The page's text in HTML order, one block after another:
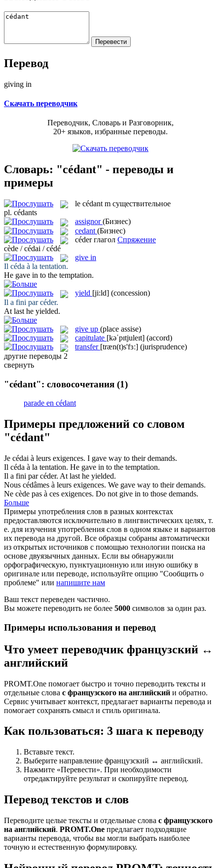
Перевод
giving in
Скачать переводчик
Переводчик, Словарь и Разговорник,
20+ языков, избранные переводы.
Словарь: "cédant" - переводы и
примеры
le cédant m существительное
pl. cédants
assignor (Бизнес)
cedant (Бизнес)
céder глагол Спряжение
cède / cédai / cédé
give in
Il céda à la tentation.
He gave in to the temptation.
yield [ji:ld] (concession)
Il a fini parcéder.
At last he yielded.
give up (place assise)
capitulate [kəˈpɪtjuleɪt] (accord)
transfer [træn(t)s'fɜː] (jurisprudence)
другие переводы 2
свернуть
"cédant": словосочетания (1)
parade en cédant
Примеры предложений со словом
"cédant"
Je cédai à leurs exigences. I gave way to their demands.
Il céda à la tentation. He gave in to the temptation.
Il a fini parcéder. At last he yielded.
Nous cédâmes à leurs exigences. We gave way to their demands.
Ne cède pas à ces exigences. Do not give in to those demands.
Больше
Примеры употребления слов в разных контекстах
предоставляются исключительно в лингвистических целях, т.
е. для изучения употребления слов в одном языке и вариантов
их перевода на другой. Все образцы собраны автоматически
из открытых источников с помощью технологии поиска на
основе двуязычных данных. Если вы обнаружили
орфографическую, пунктуационную или иную ошибку в
оригинале или переводе, используйте опцию "Сообщить о
проблеме" или напишите нам
Ваш текст переведен частично.
Вы можете переводить не более 5000 символов за один раз.
Примеры использования и перевод
Что умеет переводчик французский ↔
английский
PROMT.One помогает быстро и точно переводить тексты и
отдельные слова с французского на английский и обратно.
Сервис учитывает контекст, предлагает варианты перевода и
помогает сохранять смысл и стиль оригинала.
Как пользоваться: 3 шага к переводу
Вставьте текст.
Выберите направление французский ↔ английский.
Нажмите «Перевести». При необходимости
отредактируйте результат и скопируйте перевод.
Перевод текстов и слов
Переводите целые тексты и отдельные слова с французского
на английский. PROMT.One предлагает подходящие
варианты перевода, чтобы вы могли выбрать наиболее
точную и естественную формулировку.